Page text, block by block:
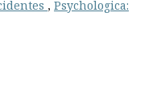
, Psychologica: